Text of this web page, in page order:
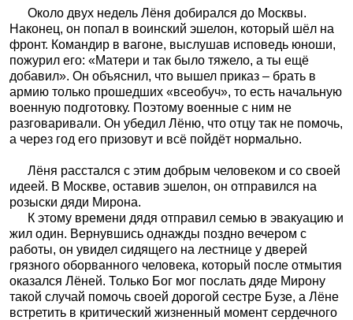
Около двух недель Лёня добирался до Москвы.
Наконец, он попал в воинский эшелон, который шёл на
фронт. Командир в вагоне, выслушав исповедь юноши,
пожурил его: «Матери и так было тяжело, а ты ещё
добавил». Он объяснил, что вышел приказ – брать в
армию только прошедших «всеобуч», то есть начальную
военную подготовку. Поэтому военные с ним не
разговаривали. Он убедил Лёню, что отцу так не помочь,
а через год его призовут и всё пойдёт нормально.
Лёня расстался с этим добрым человеком и со своей
идеей. В Москве, оставив эшелон, он отправился на
розыски дяди Мирона.
К этому времени дядя отправил семью в эвакуацию и
жил один. Вернувшись однажды поздно вечером с
работы, он увидел сидящего на лестнице у дверей
грязного оборванного человека, который после отмытия
оказался Лёней. Только Бог мог послать дяде Мирону
такой случай помочь своей дорогой сестре Бузе, а Лёне
встретить в критический жизненный момент сердечного